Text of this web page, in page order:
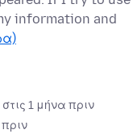
information and
1 μήνα πριν